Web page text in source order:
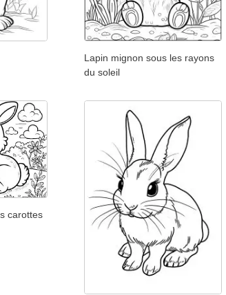
Lapin mignon sous les rayons
du soleil
carottes